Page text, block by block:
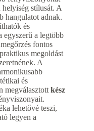
stílusát. A
hangulatot adnak.
és
egyszerű a legtöbb
fontos
megoldást
A
és
megválasztott kész
lehetővé teszi,
legyen a